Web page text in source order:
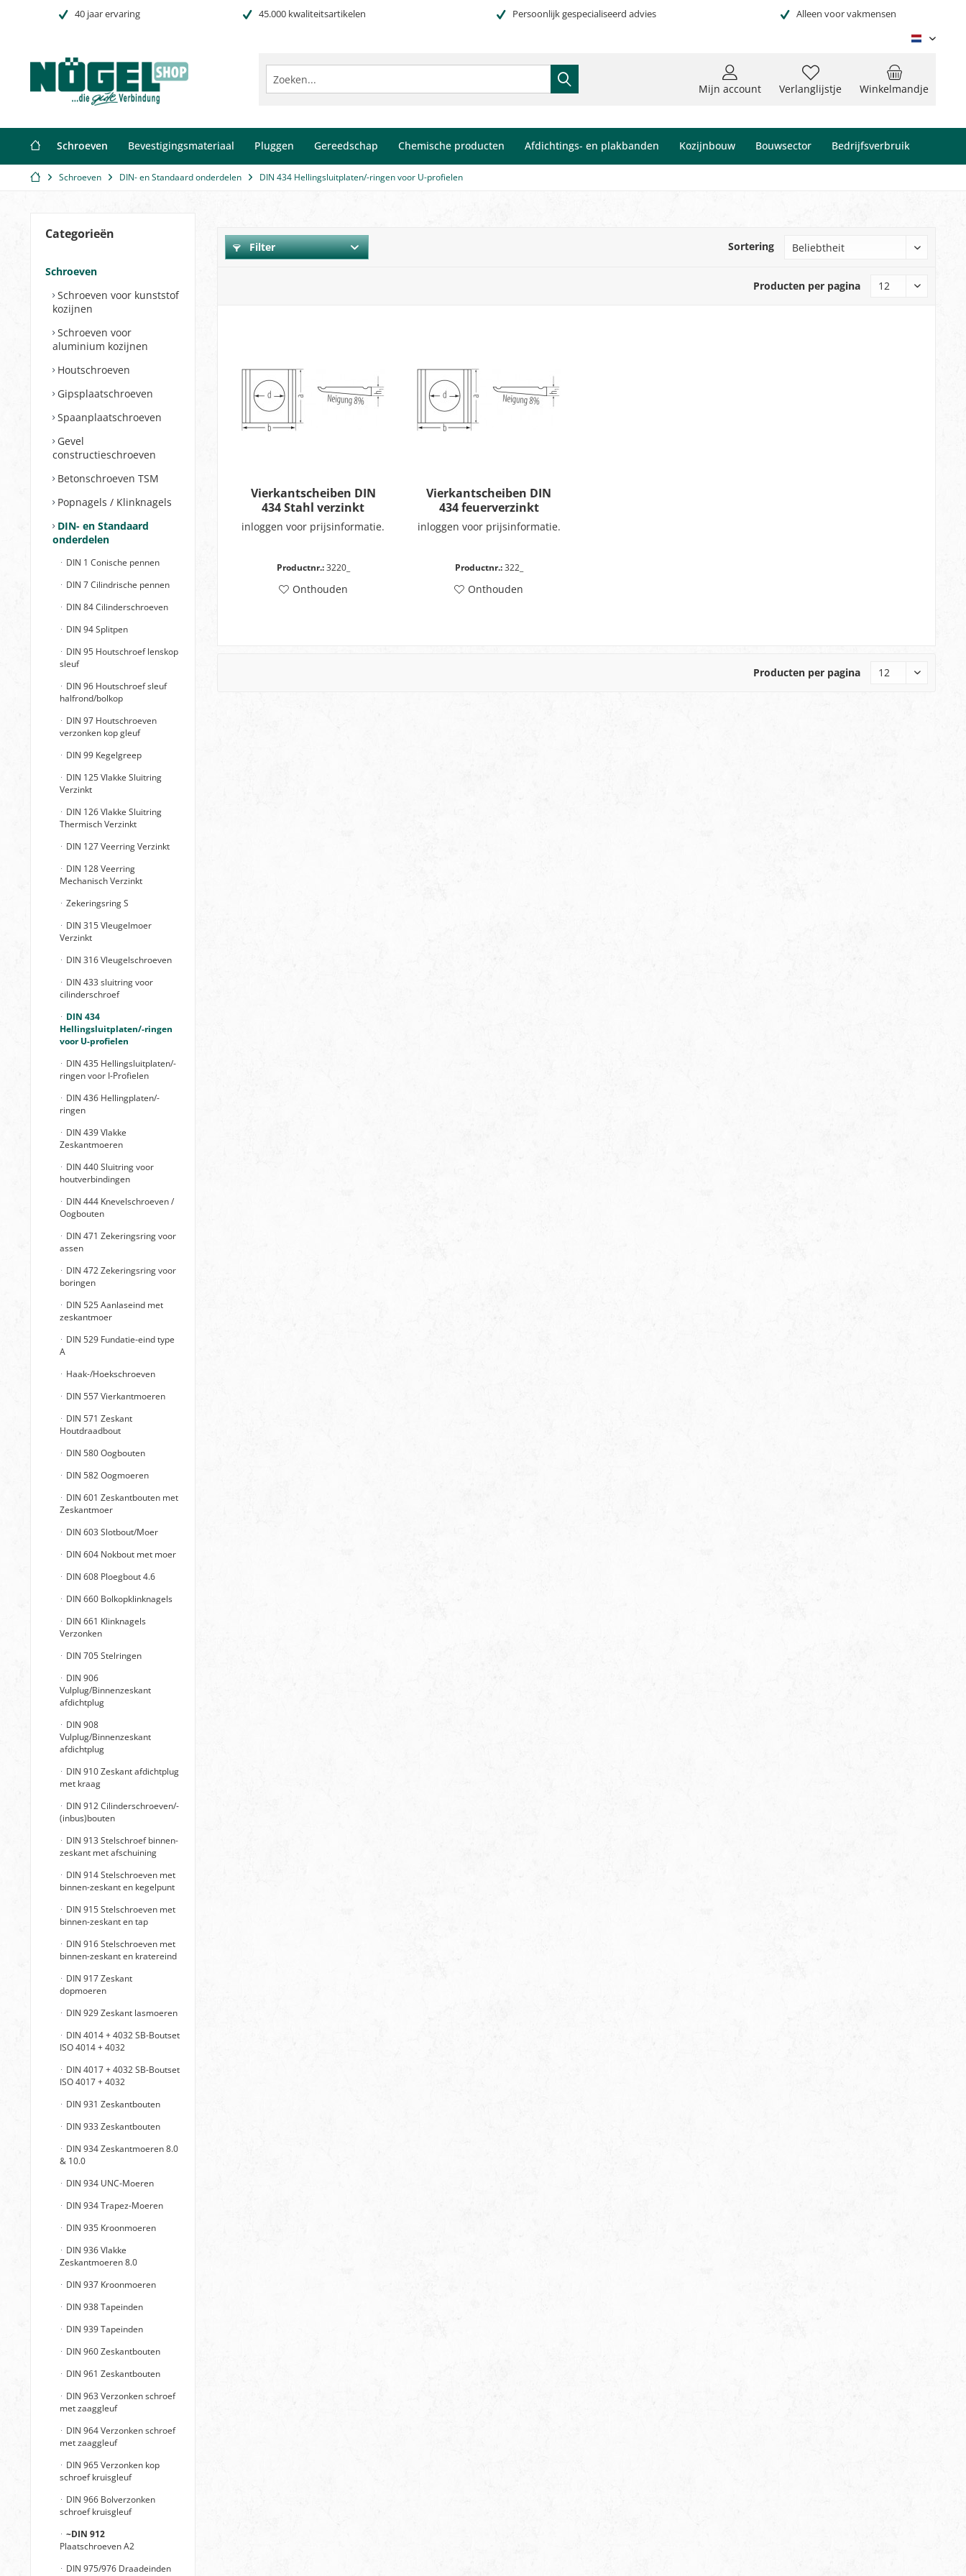
40 jaar ervaring 45.000 kwaliteitsartikelen Persoonlijk gespecialiseerd advies Alleen voor vakmensen
Winkelmandje
Verlanglijstje
Mijn account
Schroeven Bevestigingsmateriaal Pluggen Gereedschap Chemische producten Afdichtings- en plakbanden Kozijnbouw Bouwsector Bedrijfsverbruik
Schroeven DIN- en Standaard onderdelen DIN 434 Hellingsluitplaten/-ringen voor U-profielen
Categorieën
Schroeven
Schroeven voor kunststof
kozijnen
Schroeven voor
aluminium kozijnen
Houtschroeven
Gipsplaatschroeven
Spaanplaatschroeven
Gevel
constructieschroeven
Betonschroeven TSM
Popnagels / Klinknagels
DIN- en Standaard
onderdelen
DIN 1 Conische pennen
DIN 7 Cilindrische pennen
DIN 84 Cilinderschroeven
DIN 94 Splitpen
DIN 95 Houtschroef lenskop
sleuf
DIN 96 Houtschroef sleuf
halfrond/bolkop
DIN 97 Houtschroeven
verzonken kop gleuf
DIN 99 Kegelgreep
DIN 125 Vlakke Sluitring
Verzinkt
DIN 126 Vlakke Sluitring
Thermisch Verzinkt
DIN 127 Veerring Verzinkt
DIN 128 Veerring
Mechanisch Verzinkt
Zekeringsring S
DIN 315 Vleugelmoer
Verzinkt
DIN 316 Vleugelschroeven
DIN 433 sluitring voor
cilinderschroef
DIN 434
Hellingsluitplaten/-ringen
voor U-profielen
DIN 435 Hellingsluitplaten/-
ringen voor I-Profielen
DIN 436 Hellingplaten/-
ringen
DIN 439 Vlakke
Zeskantmoeren
DIN 440 Sluitring voor
houtverbindingen
DIN 444 Knevelschroeven /
Oogbouten
DIN 471 Zekeringsring voor
assen
DIN 472 Zekeringsring voor
boringen
DIN 525 Aanlaseind met
zeskantmoer
DIN 529 Fundatie-eind type
A
Haak-/Hoekschroeven
DIN 557 Vierkantmoeren
DIN 571 Zeskant
Houtdraadbout
DIN 580 Oogbouten
DIN 582 Oogmoeren
DIN 601 Zeskantbouten met
Zeskantmoer
DIN 603 Slotbout/Moer
DIN 604 Nokbout met moer
DIN 608 Ploegbout 4.6
DIN 660 Bolkopklinknagels
DIN 661 Klinknagels
Verzonken
DIN 705 Stelringen
DIN 906
Vulplug/Binnenzeskant
afdichtplug
DIN 908
Vulplug/Binnenzeskant
afdichtplug
DIN 910 Zeskant afdichtplug
met kraag
DIN 912 Cilinderschroeven/-
(inbus)bouten
DIN 913 Stelschroef binnen-
zeskant met afschuining
DIN 914 Stelschroeven met
binnen-zeskant en kegelpunt
DIN 915 Stelschroeven met
binnen-zeskant en tap
DIN 916 Stelschroeven met
binnen-zeskant en kratereind
DIN 917 Zeskant
dopmoeren
DIN 929 Zeskant lasmoeren
DIN 4014 + 4032 SB-Boutset
ISO 4014 + 4032
DIN 4017 + 4032 SB-Boutset
ISO 4017 + 4032
DIN 931 Zeskantbouten
DIN 933 Zeskantbouten
DIN 934 Zeskantmoeren 8.0
& 10.0
DIN 934 UNC-Moeren
DIN 934 Trapez-Moeren
DIN 935 Kroonmoeren
DIN 936 Vlakke
Zeskantmoeren 8.0
DIN 937 Kroonmoeren
DIN 938 Tapeinden
DIN 939 Tapeinden
DIN 960 Zeskantbouten
DIN 961 Zeskantbouten
DIN 963 Verzonken schroef
met zaaggleuf
DIN 964 Verzonken schroef
met zaaggleuf
DIN 965 Verzonken kop
schroef kruisgleuf
DIN 966 Bolverzonken
schroef kruisgleuf
~DIN 912
Plaatschroeven A2
DIN 975/976 Draadeinden
Filter Sortering
Producten per pagina
Vierkantscheiben DIN
434 Stahl verzinkt
inloggen voor prijsinformatie.
Productnr.:3220_
Onthouden
Vierkantscheiben DIN
434 feuerverzinkt
inloggen voor prijsinformatie.
Productnr.:322_
Onthouden
Producten per pagina